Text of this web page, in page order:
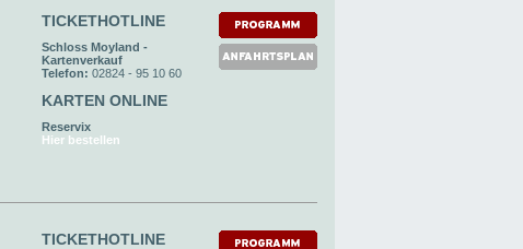
TICKETHOTLINE
Schloss Moyland -
Kartenverkauf
Telefon: 02824 - 95 10 60
KARTEN ONLINE
Reservix
Hier bestellen
TICKETHOTLINE